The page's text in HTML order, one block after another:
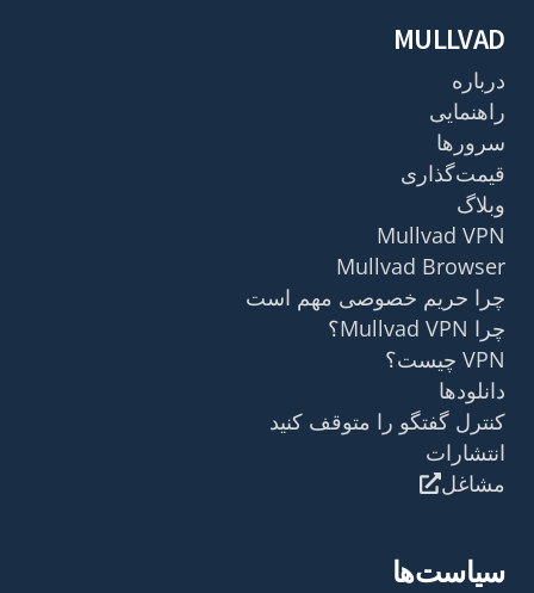
MULLVAD
درباره
راهنمایی
سرورها
قیمت‌گذاری
وبلاگ
Mullvad VPN
Mullvad Browser
چرا حریم خصوصی مهم است
چرا Mullvad VPN؟
VPN چیست؟
دانلودها
کنترل گفتگو را متوقف کنید
انتشارات
مشاغل
سیاست‌ها